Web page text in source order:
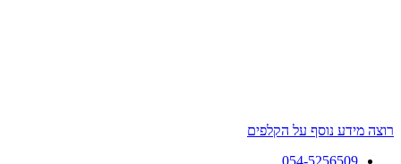
רוצה מידע נוסף על הקלפים
054-5256509